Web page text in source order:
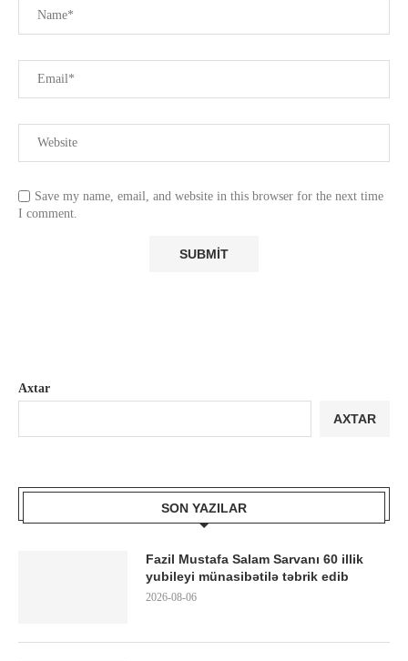
Save my name, email, and website in this browser for the next time
I comment.
Axtar
AXTAR
SON YAZILAR
Fazil Mustafa Salam Sarvanı 60 illik
yubileyi münasibətilə təbrik edib
2026-08-06